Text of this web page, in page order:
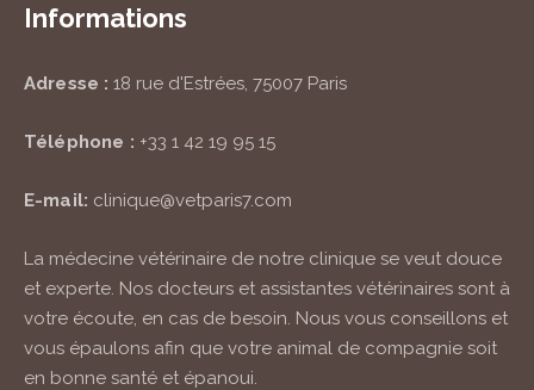
Informations
Adresse : 18 rue d'Estrées, 75007 Paris
Téléphone : +33 1 42 19 95 15
E-mail: clinique@vetparis7.com
La médecine vétérinaire de notre clinique se veut douce
et experte. Nos docteurs et assistantes vétérinaires sont à
votre écoute, en cas de besoin. Nous vous conseillons et
vous épaulons afin que votre animal de compagnie soit
en bonne santé et épanoui.